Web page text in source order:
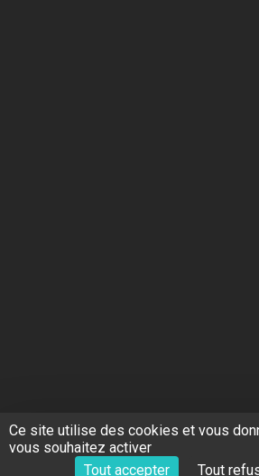
Ce site utilise des cookies et vous
vous souhaitez activer
Tout accepter
Tout